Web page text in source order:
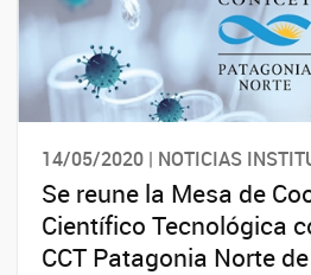
14/05/2020 | NOTICIAS
Se reune la Mesa de
Científico Tecnológica
CCT Patagonia Norte de